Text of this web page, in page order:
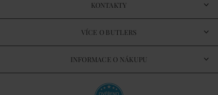
KONTAKTY
VÍCE O BUTLERS
INFORMACE O NÁKUPU